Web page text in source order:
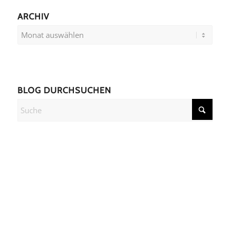
ARCHIV
BLOG DURCHSUCHEN